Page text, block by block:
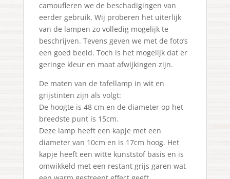
camoufleren we de beschadigingen van
eerder gebruik. Wij proberen het uiterlijk
van de lampen zo volledig mogelijk te
beschrijven. Tevens geven we met de foto’s
een goed beeld. Toch is het mogelijk dat er
geringe kleur en maat afwijkingen zijn.
De maten van de tafellamp in wit en
grijstinten zijn als volgt:
De hoogte is 48 cm en de diameter op het
breedste punt is 15cm.
Deze lamp heeft een kapje met een
diameter van 10cm en is 17cm hoog. Het
kapje heeft een witte kunststof basis en is
omwikkeld met een restant grijs garen wat